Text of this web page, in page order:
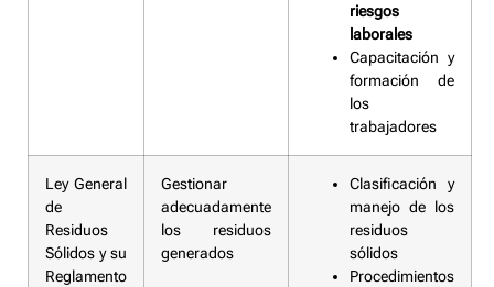
riesgos
laborales
Capacitación y
formación de
los
trabajadores
Ley General
de
Residuos
Sólidos y su
Reglamento
Gestionar
adecuadamente
los residuos
generados
Clasificación y
manejo de los
residuos
sólidos
Procedimientos